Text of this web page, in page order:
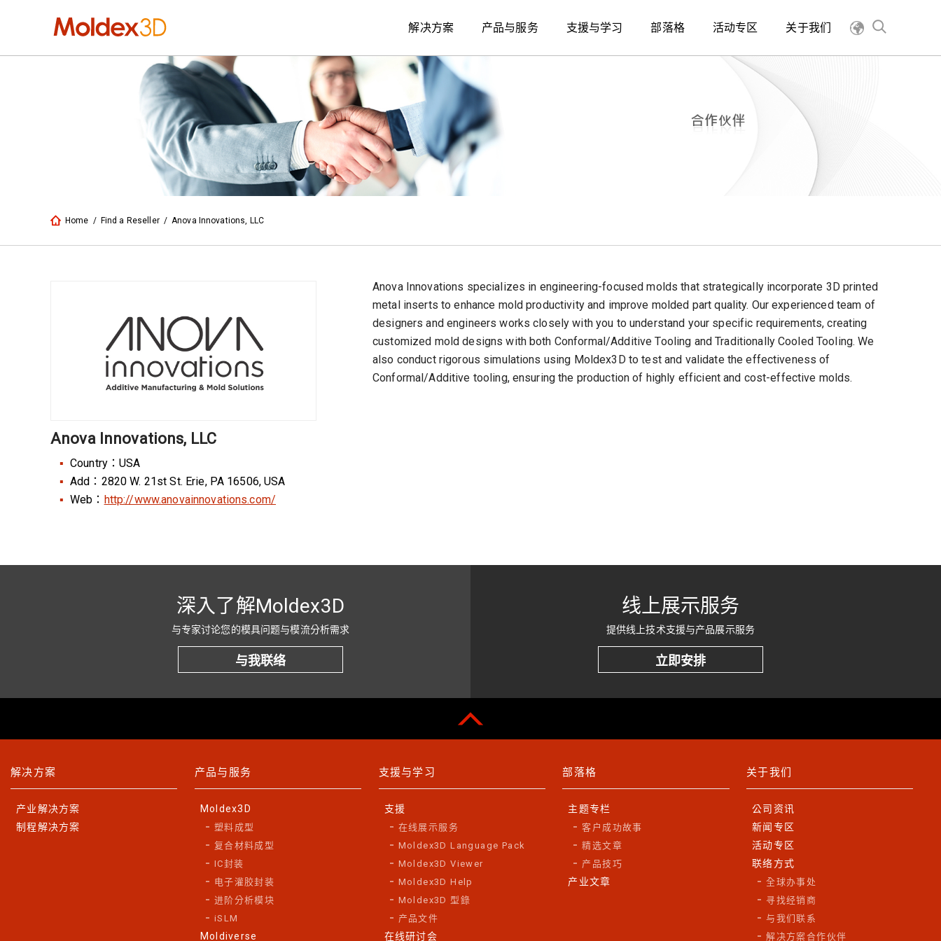
解决方案 产品与服务 支援与学习 部落格 活动专区 关于我们
Home / Find a Reseller / Anova Innovations, LLC
Anova Innovations, LLC
Country：USA
Add：2820 W. 21st St. Erie, PA 16506, USA
Web： http://www.anovainnovations.com/
Anova Innovations specializes in engineering-focused molds that strategically incorporate 3D printed
metal inserts to enhance mold productivity and improve molded part quality. Our experienced team of
designers and engineers works closely with you to understand your specific requirements, creating
customized mold designs with both Conformal/Additive Tooling and Traditionally Cooled Tooling. We
also conduct rigorous simulations using Moldex3D to test and validate the effectiveness of
Conformal/Additive tooling, ensuring the production of highly efficient and cost-effective molds.
深入了解Moldex3D
与专家讨论您的模具问题与模流分析需求
与我联络
线上展示服务
提供线上技术支援与产品展示服务
立即安排
解决方案
产业解决方案
制程解决方案
产品与服务
Moldex3D
塑料成型
复合材料成型
IC封装
电子灌胶封装
进阶分析模块
iSLM
Moldiverse
支援与学习
支援
在线展示服务
Moldex3D Language Pack
Moldex3D Viewer
Moldex3D Help
Moldex3D 型錄
产品文件
在线研讨会
部落格
主题专栏
客户成功故事
精选文章
产品技巧
产业文章
关于我们
公司资讯
新闻专区
活动专区
联络方式
全球办事处
寻找经销商
与我们联系
解决方案合作伙伴